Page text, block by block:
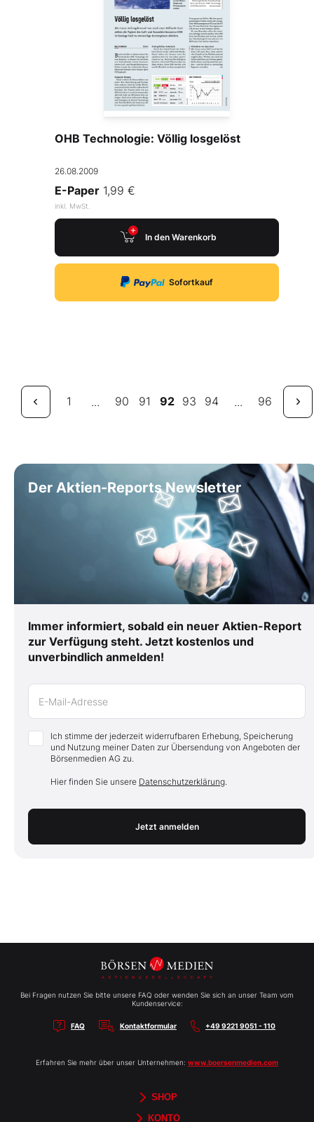
Der Aktien-Reports Newsletter
Immer informiert, sobald ein neuer Aktien-Report
zur Verfügung steht. Jetzt kostenlos und
unverbindlich anmelden!
E-Mail-Adresse
Ich stimme der jederzeit widerrufbaren Erhebung, Speicherung
und Nutzung meiner Daten zur Übersendung von Angeboten der
Börsenmedien AG zu.
Hier finden Sie unsere Datenschutzerklärung
Jetzt anmelden
OHB Technologie: Völlig losgelöst
26.08.2009
E-Paper 1,99 €
inkl. MwSt.
In den Warenkorb
Sofortkauf
1 ... 90 91 92 93 94 ... 96
Bei Fragen nutzen Sie bitte unsere FAQ oder wenden Sie sich an unser Team vom
Kundenservice:
FAQ Kontaktformular +49 9221 9051 - 110
Erfahren Sie mehr über unser Unternehmen: www.boersenmedien.com
SHOP
Magazine
Börsenbriefe
Aktien-Reports
HEBELTRADER
TradingDay
Bücher
Newsletter
Merchandise
Gutscheine
KONTO